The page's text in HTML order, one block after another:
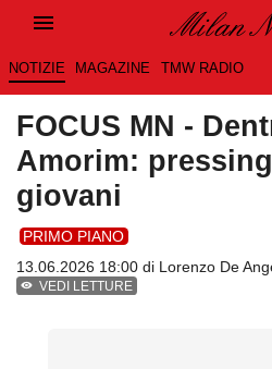
NOTIZIE MAGAZINE TMW RADIO
FOCUS MN -
Amorim:
giovani
PRIMO PIANO
13.06.2026 18:00 di Lorenzo De
VEDI LETTURE